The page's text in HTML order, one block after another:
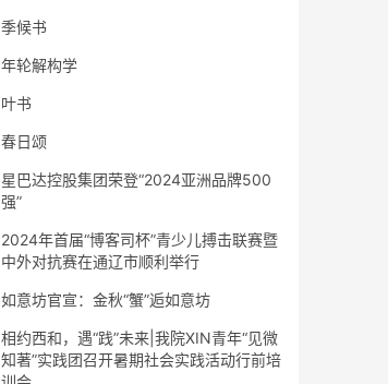
季候书
年轮解构学
叶书
春日颂
星巴达控股集团荣登“2024亚洲品牌500
强”
2024年首届“博客司杯”青少儿搏击联赛暨
中外对抗赛在通辽市顺利举行
如意坊官宣：金秋“蟹”逅如意坊
相约西和，遇“践”未来|我院XIN青年“见微
知著”实践团召开暑期社会实践活动行前培